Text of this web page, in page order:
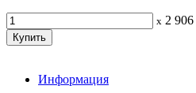
x 2 906
Информация